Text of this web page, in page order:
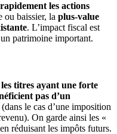
les actions
ou baissier, la plus-value
. L’impact fiscal est
patrimoine important.
titres ayant une forte
pas d’un
(dans le cas d’une imposition
On garde ainsi les «
réduisant les impôts futurs.